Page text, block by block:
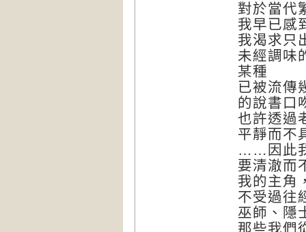
對於當代
我早已感
我渴求只
未經調味
某種
已被流傳
的說書口
也許透過
平靜而不
……因此
要清澈而
我的主角
不受過往
巫師、隱
那些我們